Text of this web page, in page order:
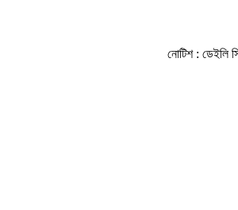
নোটিশ : ডেইলি